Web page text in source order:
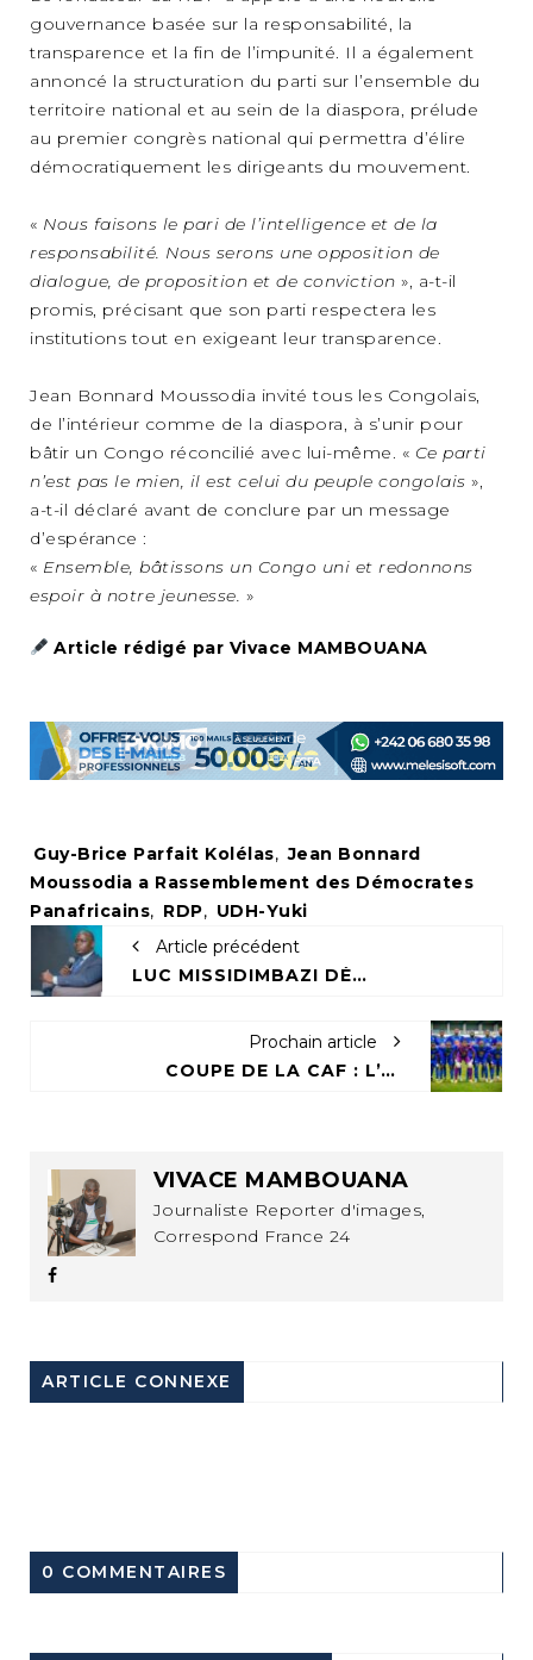
gouvernance basée sur la responsabilité, la
transparence et la fin de l’impunité. Il a également
annoncé la structuration du parti sur l’ensemble du
territoire national et au sein de la diaspora, prélude
au premier congrès national qui permettra d’élire
démocratiquement les dirigeants du mouvement.
« Nous faisons le pari de l’intelligence et de la
responsabilité. Nous serons une opposition de
dialogue, de proposition et de conviction », a-t-il
promis, précisant que son parti respectera les
institutions tout en exigeant leur transparence.
Jean Bonnard Moussodia invité tous les Congolais,
de l’intérieur comme de la diaspora, à s’unir pour
bâtir un Congo réconcilié avec lui-même. « Ce parti
n’est pas le mien, il est celui du peuple congolais »,
a-t-il déclaré avant de conclure par un message
d’espérance :
« Ensemble, bâtissons un Congo uni et redonnons
espoir à notre jeunesse. »
Article rédigé par Vivace MAMBOUANA
Tags:
Guy-Brice Parfait Kolélas, Jean Bonnard
Moussodia a Rassemblement des Démocrates
Panafricains, RDP, UDH-Yuki
Article précédent
LUC MISSIDIMBAZI DÉCLARE SA CANDIDATURE À LA TÊTE DE L’UAT
Prochain article
COUPE DE LA CAF : L’AS OTOHO QUALIFIÉE, EN PHASE DE GROUPES
VIVACE MAMBOUANA
Journaliste Reporter d'images,
Correspond France 24
ARTICLE CONNEXE
0 COMMENTAIRES